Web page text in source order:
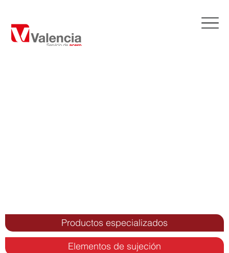
Elementos de sujeción
Productos especializados